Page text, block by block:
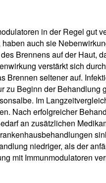
in der Regel gut
auch sie
Brennens auf der Haut,
verstärkt sich
Brennen seltener auf.
zu Beginn der Behandlung
Im
Nach erfolgreicher
an zusätzlichen
niedriger, als der
mit Immunmodulatoren